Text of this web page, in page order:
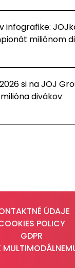
infografike:
miliónom
si na JOJ
divákov
ÚDAJE
POLICY
GDPR